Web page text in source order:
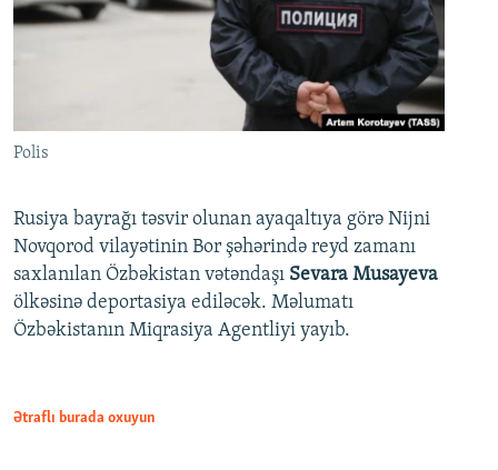
Polis
Rusiya bayrağı təsvir olunan ayaqaltıya görə Nijni
Novqorod vilayətinin Bor şəhərində reyd zamanı
saxlanılan Özbəkistan vətəndaşı Sevara Musayeva
ölkəsinə deportasiya ediləcək. Məlumatı
Özbəkistanın Miqrasiya Agentliyi yayıb.
Ətraflı burada oxuyun